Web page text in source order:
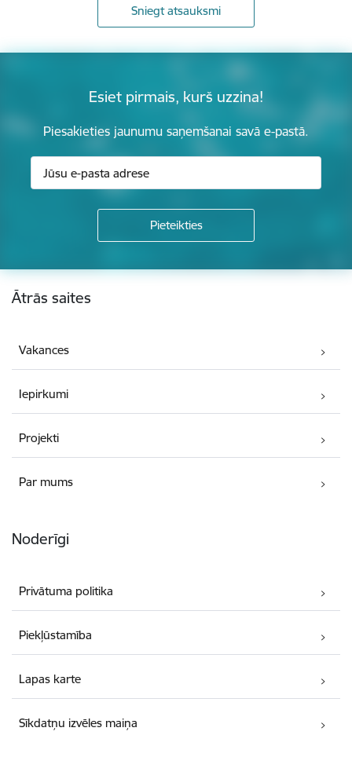
Sniegt atsauksmi
Esiet pirmais, kurš uzzina!
Piesakieties jaunumu saņemšanai savā e-pastā.
Kājene
Ātrās saites
Vakances
Iepirkumi
Projekti
Par mums
Noderīgi
Privātuma politika
Piekļūstamība
Lapas karte
Sīkdatņu izvēles maiņa